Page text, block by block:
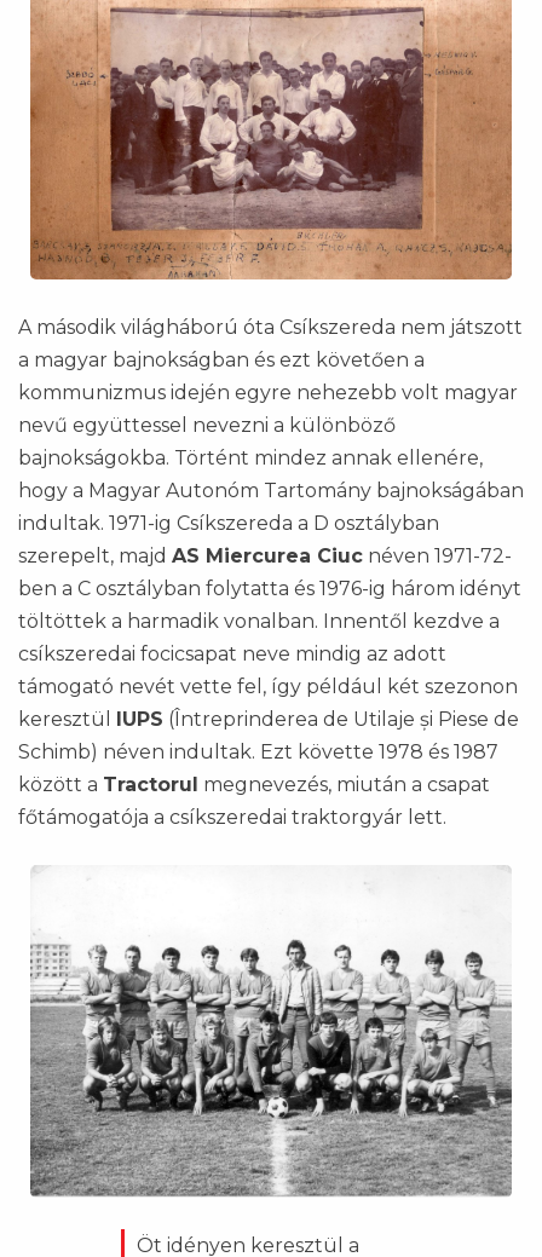
A második világháború óta Csíkszereda nem játszott
a magyar bajnokságban és ezt követően a
kommunizmus idején egyre nehezebb volt magyar
nevű együttessel nevezni a különböző
bajnokságokba. Történt mindez annak ellenére,
hogy a Magyar Autonóm Tartomány bajnokságában
indultak. 1971-ig Csíkszereda a D osztályban
szerepelt, majd AS Miercurea Ciuc néven 1971-72-
ben a C osztályban folytatta és 1976-ig három idényt
töltöttek a harmadik vonalban. Innentől kezdve a
csíkszeredai focicsapat neve mindig az adott
támogató nevét vette fel, így például két szezonon
keresztül IUPS (Întreprinderea de Utilaje și Piese de
Schimb) néven indultak. Ezt követte 1978 és 1987
között a Tractorul megnevezés, miután a csapat
főtámogatója a csíkszeredai traktorgyár lett.
Öt idényen keresztül a